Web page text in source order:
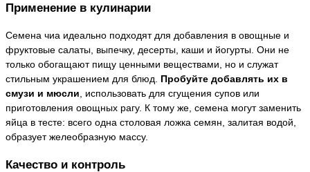
Применение в кулинарии
Семена чиа идеально подходят для добавления в овощные и
фруктовые салаты, выпечку, десерты, каши и йогурты. Они не
только обогащают пищу ценными веществами, но и служат
стильным украшением для блюд. Пробуйте добавлять их в
смузи и мюсли , использовать для сгущения супов или
приготовления овощных рагу. К тому же, семена могут заменить
яйца в тесте: всего одна столовая ложка семян, залитая водой,
образует желеобразную массу.
Качество и контроль